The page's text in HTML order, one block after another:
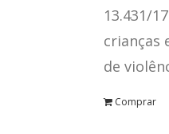
13.431/
crianças
de
Comprar